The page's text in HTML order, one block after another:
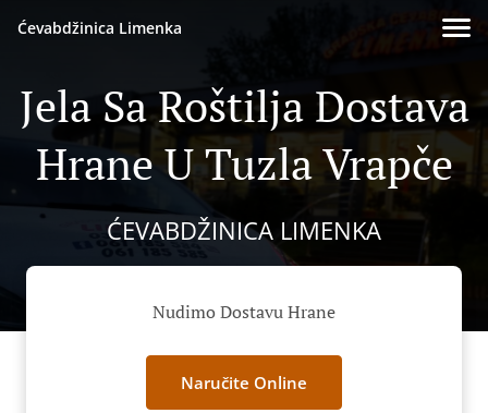
Ćevabdžinica Limenka
Jela Sa Roštilja Dostava
Hrane U Tuzla Vrapče
ĆEVABDŽINICA LIMENKA
Nudimo Dostavu Hrane
Naručite Online